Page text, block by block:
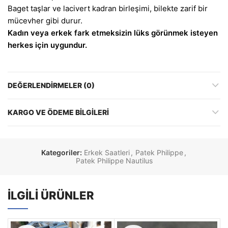
Baget taşlar ve lacivert kadran birleşimi, bilekte zarif bir
mücevher gibi durur.
Kadın veya erkek fark etmeksizin lüks görünmek isteyen
herkes için uygundur.
DEĞERLENDIRMELER (0)
KARGO VE ÖDEME BILGILERI
Kategoriler: Erkek Saatleri, Patek Philippe,
Patek Philippe Nautilus
İLGILI ÜRÜNLER